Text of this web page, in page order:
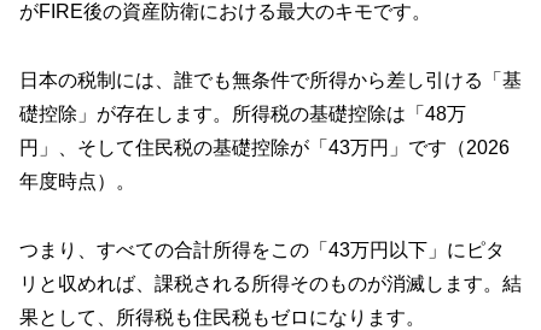
がFIRE後の資産防衛における最大のキモです。
日本の税制には、誰でも無条件で所得から差し引ける「基
礎控除」が存在します。所得税の基礎控除は「48万
円」、そして住民税の基礎控除が「43万円」です（2026
年度時点）。
つまり、すべての合計所得をこの「43万円以下」にピタ
リと収めれば、課税される所得そのものが消滅します。結
果として、所得税も住民税もゼロになります。